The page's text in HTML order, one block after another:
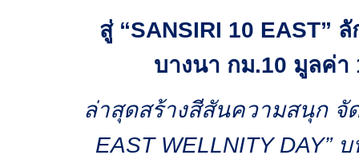
สู่ “SANSIRI 10 EAST” ลั
บางนา กม.10 มูลค่า
ล่าสุดสร้างสีสันความสนุก จั
EAST WELLNITY DAY”บ